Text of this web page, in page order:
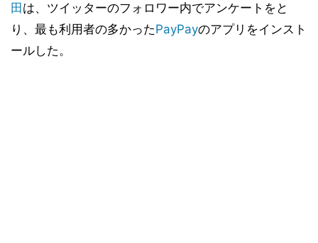
田 は、ツイッターのフォロワー内でアンケートをと
り、最も利用者の多かったPayPayのアプリをインスト
ールした。